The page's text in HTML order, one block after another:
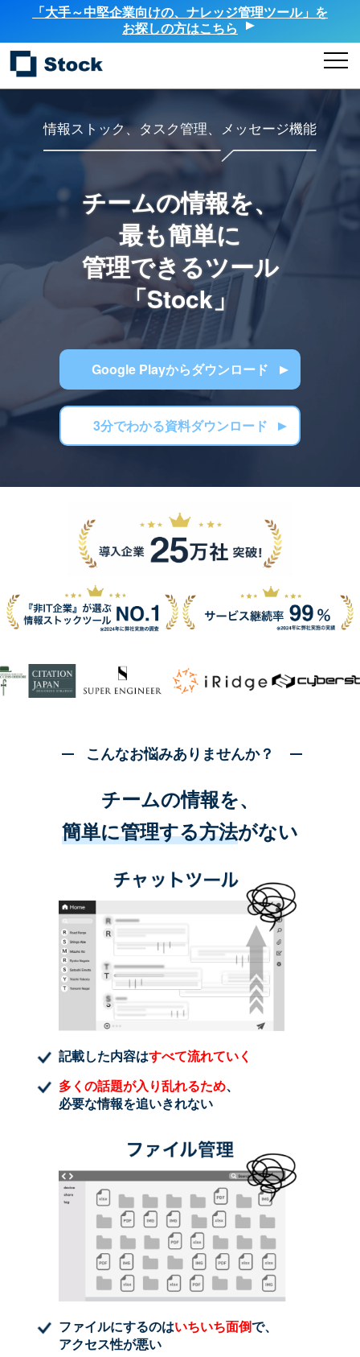
「大手～中堅企業向けの、ナレッジ管理ツール」を
お探しの方はこちら
情報ストック、タスク管理、メッセージ機能
チームの情報を、
最も簡単に
管理できるツール
「Stock」
Google Playからダウンロード
3分でわかる資料ダウンロード
こんなお悩みありませんか？
チームの情報を、
簡単に管理する方法がない
記載した内容はすべて流れていく
多くの話題が入り乱れるため、
必要な情報を追いきれない
ファイルにするのはいちいち面倒で、
アクセス性が悪い